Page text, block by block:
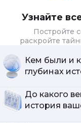
Узнайте
Постройте
раскройте
Кем были и
глубинах
До какого
история